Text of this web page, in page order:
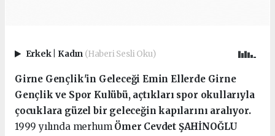
Erkek Kadın (Haberi Sesli Oku)
Girne Gençlik'in Geleceği Emin Ellerde Girne
Gençlik ve Spor Kulübü, açtıkları spor okullarıyla
çocuklara güzel bir geleceğin kapılarını aralıyor.
1999 yılında merhum Ömer Cevdet ŞAHİNOĞLU